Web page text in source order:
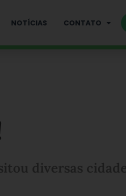
NOTÍCIAS CONTATO
diversas